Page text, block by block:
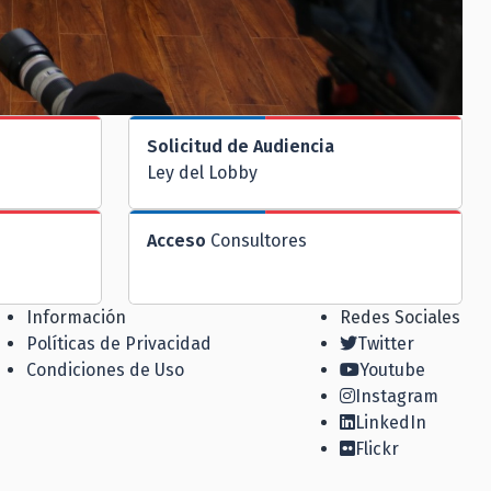
Solicitud de Audiencia
Ley del Lobby
Acceso Consultores
Información
Políticas de Privacidad
Condiciones de Uso
Redes Sociales
Twitter
Youtube
Instagram
LinkedIn
Flickr